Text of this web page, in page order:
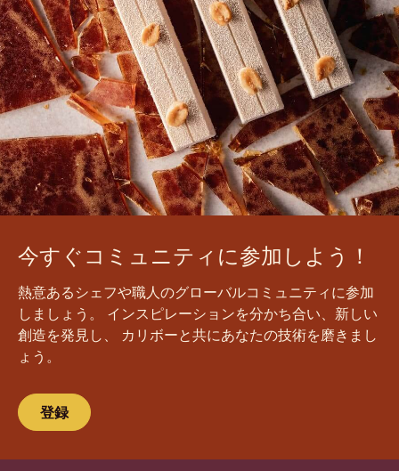
今すぐコミュニティに参加しよう！
熱意あるシェフや職人のグローバルコミュニティに参加
しましょう。 インスピレーションを分かち合い、新しい
創造を発見し、 カリボーと共にあなたの技術を磨きまし
ょう。
登録